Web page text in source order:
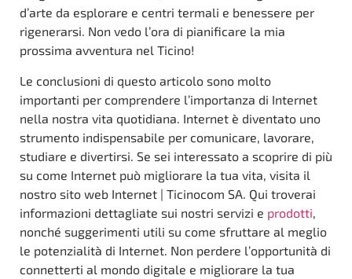
d’arte da esplorare e centri termali e benessere per
rigenerarsi. Non vedo l’ora di pianificare la mia
prossima avventura nel Ticino!
Le conclusioni di questo articolo sono molto
importanti per comprendere l’importanza di Internet
nella nostra vita quotidiana. Internet è diventato uno
strumento indispensabile per comunicare, lavorare,
studiare e divertirsi. Se sei interessato a scoprire di più
su come Internet può migliorare la tua vita, visita il
nostro sito web Internet | Ticinocom SA. Qui troverai
informazioni dettagliate sui nostri servizi e prodotti,
nonché suggerimenti utili su come sfruttare al meglio
le potenzialità di Internet. Non perdere l’opportunità di
connetterti al mondo digitale e migliorare la tua